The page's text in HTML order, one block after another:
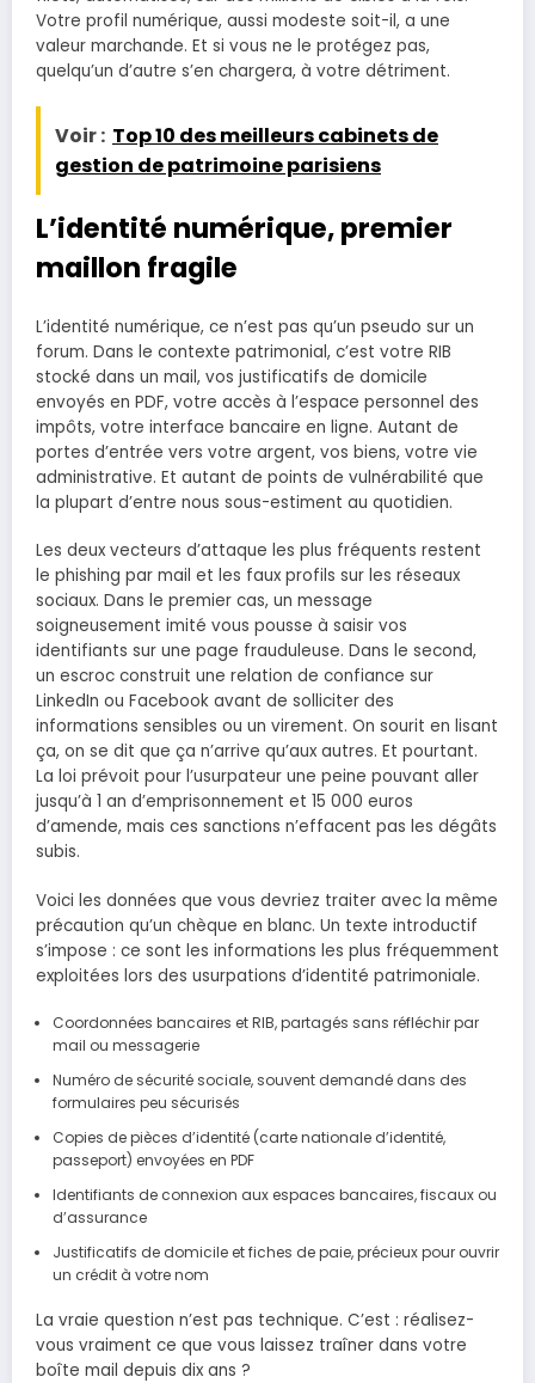
Votre profil numérique, aussi modeste soit-il, a une
valeur marchande. Et si vous ne le protégez pas,
quelqu’un d’autre s’en chargera, à votre détriment.
Voir : Top 10 des meilleurs cabinets de
gestion de patrimoine parisiens
L’identité numérique, premier
maillon fragile
L’identité numérique, ce n’est pas qu’un pseudo sur un
forum. Dans le contexte patrimonial, c’est votre RIB
stocké dans un mail, vos justificatifs de domicile
envoyés en PDF, votre accès à l’espace personnel des
impôts, votre interface bancaire en ligne. Autant de
portes d’entrée vers votre argent, vos biens, votre vie
administrative. Et autant de points de vulnérabilité que
la plupart d’entre nous sous-estiment au quotidien.
Les deux vecteurs d’attaque les plus fréquents restent
le phishing par mail et les faux profils sur les réseaux
sociaux. Dans le premier cas, un message
soigneusement imité vous pousse à saisir vos
identifiants sur une page frauduleuse. Dans le second,
un escroc construit une relation de confiance sur
LinkedIn ou Facebook avant de solliciter des
informations sensibles ou un virement. On sourit en lisant
ça, on se dit que ça n’arrive qu’aux autres. Et pourtant.
La loi prévoit pour l’usurpateur une peine pouvant aller
jusqu’à 1 an d’emprisonnement et 15 000 euros
d’amende, mais ces sanctions n’effacent pas les dégâts
subis.
Voici les données que vous devriez traiter avec la même
précaution qu’un chèque en blanc. Un texte introductif
s’impose : ce sont les informations les plus fréquemment
exploitées lors des usurpations d’identité patrimoniale.
Coordonnées bancaires et RIB, partagés sans réfléchir par
mail ou messagerie
Numéro de sécurité sociale, souvent demandé dans des
formulaires peu sécurisés
Copies de pièces d’identité (carte nationale d’identité,
passeport) envoyées en PDF
Identifiants de connexion aux espaces bancaires, fiscaux ou
d’assurance
Justificatifs de domicile et fiches de paie, précieux pour ouvrir
un crédit à votre nom
La vraie question n’est pas technique. C’est : réalisez-
vous vraiment ce que vous laissez traîner dans votre
boîte mail depuis dix ans ?